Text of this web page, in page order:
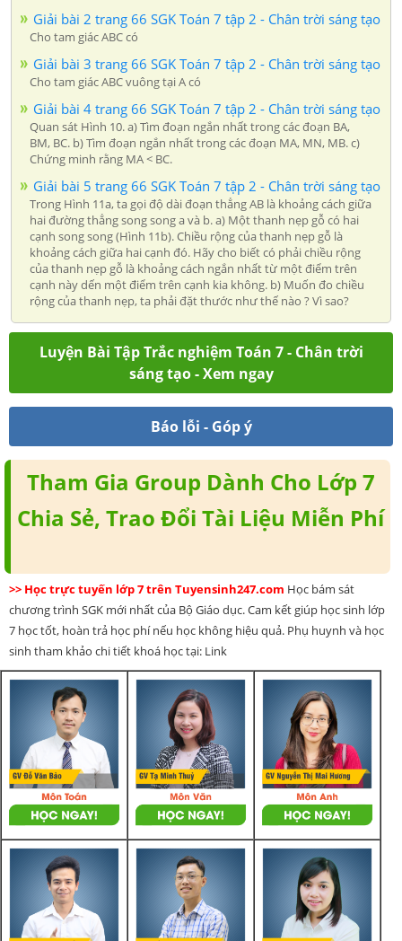
Giải bài 2 trang 66 SGK Toán 7 tập 2 - Chân trời sáng tạo
Cho tam giác ABC có
Giải bài 3 trang 66 SGK Toán 7 tập 2 - Chân trời sáng tạo
Cho tam giác ABC vuông tại A có
Giải bài 4 trang 66 SGK Toán 7 tập 2 - Chân trời sáng tạo
Quan sát Hình 10. a) Tìm đoạn ngắn nhất trong các đoạn BA,
BM, BC. b) Tìm đoạn ngắn nhất trong các đoạn MA, MN, MB. c)
Chứng minh rằng MA < BC.
Giải bài 5 trang 66 SGK Toán 7 tập 2 - Chân trời sáng tạo
Trong Hình 11a, ta gọi độ dài đoạn thẳng AB là khoảng cách giữa
hai đường thẳng song song a và b. a) Một thanh nẹp gỗ có hai
cạnh song song (Hình 11b). Chiều rộng của thanh nẹp gỗ là
khoảng cách giữa hai cạnh đó. Hãy cho biết có phải chiều rộng
của thanh nẹp gỗ là khoảng cách ngắn nhất từ một điểm trên
cạnh này dến một điểm trên cạnh kia không. b) Muốn đo chiều
rộng của thanh nẹp, ta phải đặt thước như thế nào ? Vì sao?
Luyện Bài Tập Trắc nghiệm Toán 7 - Chân trời
sáng tạo - Xem ngay
Báo lỗi - Góp ý
Tham Gia Group Dành Cho Lớp 7
Chia Sẻ, Trao Đổi Tài Liệu Miễn Phí
>> Học trực tuyến lớp 7 trên Tuyensinh247.com Học bám sát
chương trình SGK mới nhất của Bộ Giáo dục. Cam kết giúp học sinh lớp
7 học tốt, hoàn trả học phí nếu học không hiệu quả. Phụ huynh và học
sinh tham khảo chi tiết khoá học tại: Link